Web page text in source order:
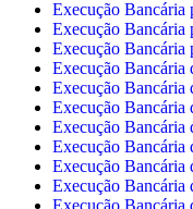
Execução Bancária
Execução Bancária
Execução Bancária
Execução Bancária
Execução Bancária
Execução Bancária
Execução Bancária
Execução Bancária
Execução Bancária
Execução Bancária